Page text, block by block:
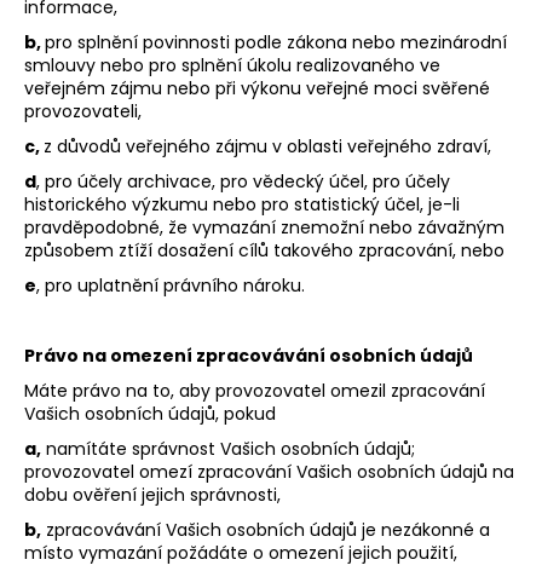
informace,
b,pro splnění povinnosti podle zákona nebo mezinárodní
smlouvy nebo pro splnění úkolu realizovaného ve
veřejném zájmu nebo při výkonu veřejné moci svěřené
provozovateli,
c, z důvodů veřejného zájmu v oblasti veřejného zdraví,
d, pro účely archivace, pro vědecký účel, pro účely
historického výzkumu nebo pro statistický účel, je-li
pravděpodobné, že vymazání znemožní nebo závažným
způsobem ztíží dosažení cílů takového zpracování, nebo
e, pro uplatnění právního nároku.
Právo na omezení zpracovávání osobních údajů
Máte právo na to, aby provozovatel omezil zpracování
Vašich osobních údajů, pokud
a, namítáte správnost Vašich osobních údajů;
provozovatel omezí zpracování Vašich osobních údajů na
dobu ověření jejich správnosti,
b, zpracovávání Vašich osobních údajů je nezákonné a
místo vymazání požádáte o omezení jejich použití,